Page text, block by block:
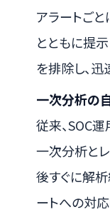
アラートご
とともに提
を排除し、迅
一次分析の
従来、SOC
一次分析と
後すぐに解
ートへの対